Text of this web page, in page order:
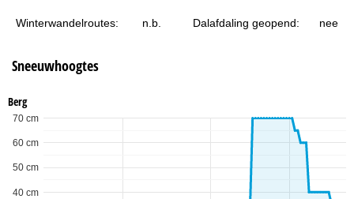
Winterwandelroutes: n.b. Dalafdaling geopend: nee
Sneeuwhoogtes
Berg
40 cm
50 cm
60 cm
70 cm